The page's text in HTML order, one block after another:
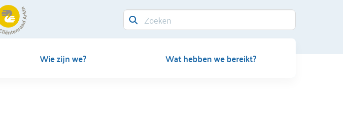
Wie zijn we? Wat hebben we bereikt?